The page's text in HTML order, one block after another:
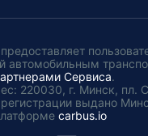
предоставляет
автомобильным
Сервиса.
220030, г. Минск, пл.
выдано
carbus.io